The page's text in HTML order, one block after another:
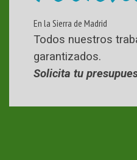
En la Sierra de Madrid
Todos nuestros
garantizados.
Solicita tu